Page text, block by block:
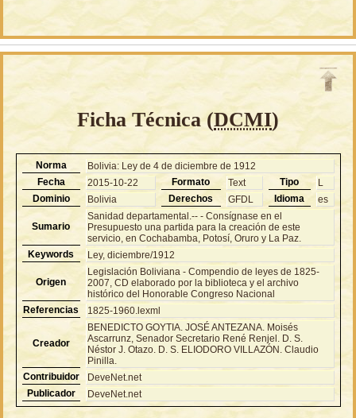
Ficha Técnica (DCMI)
Norma
Bolivia: Ley de 4 de diciembre de 1912
Fecha
2015-10-22 Formato Text Tipo
L
Dominio
Bolivia Derechos GFDL Idioma es
Sumario
Sanidad departamental.-- - Consígnase en el
Presupuesto una partida para la creación de este
servicio, en Cochabamba, Potosí, Oruro y La Paz.
Keywords
Ley, diciembre/1912
Origen
Legislación Boliviana - Compendio de leyes de 1825-
2007, CD elaborado por la biblioteca y el archivo
histórico del Honorable Congreso Nacional
Referencias
1825-1960.lexml
Creador
BENEDICTO GOYTIA. JOSÉ ANTEZANA. Moisés
Ascarrunz, Senador Secretario René Renjel. D. S.
Néstor J. Otazo. D. S. ELIODORO VILLAZÓN. Claudio
Pinilla.
Contribuidor
DeveNet.net
Publicador
DeveNet.net